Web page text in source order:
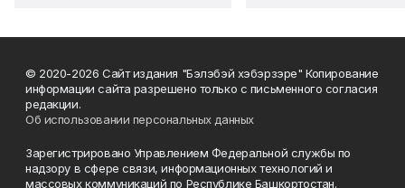
© 2020-2026 Сайт издания "Бэлэбэй хэбэрзэре" Копирование
информации сайта разрешено только с письменного согласия
редакции.
Об использовании персональных данных
Зарегистрировано Управлением Федеральной службы по
надзору в сфере связи, информационных технологий и
массовых коммуникаций по Республике Башкортостан.